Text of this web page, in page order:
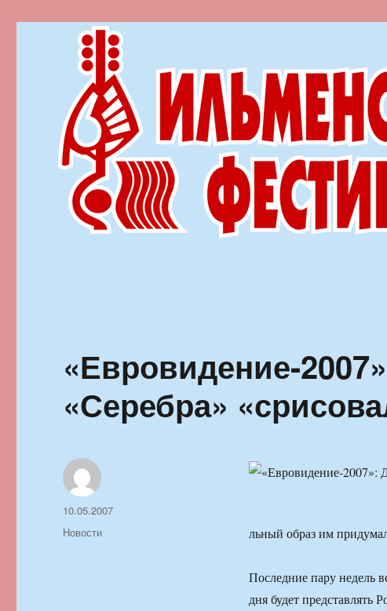
«Евровидение-
«Серебра»
льный образ им
Последние пару недель
дня будет
Автор
Опубликовано
10.05.2007
Рубрики
Новости